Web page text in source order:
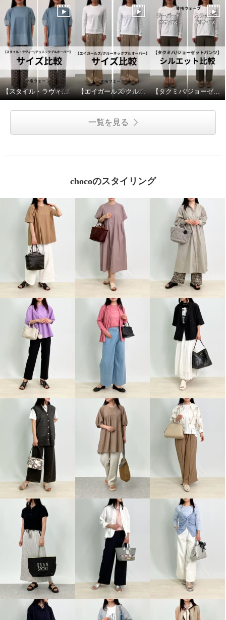
【スタイル・ラヴィー/チュニックプルオーバー】サイズ比較 【エイガールズ/クルーネックプルオーバー】サイズ比較 【タクミバ/ジョーゼットパンツ】シルエット比較
一覧を見る
chocoのスタイリング